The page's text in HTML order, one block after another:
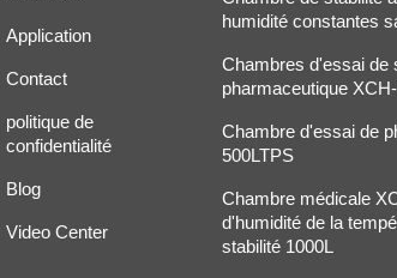
Application
Contact
politique de
confidentialité
Blog
Video Center
humidité constantes
Chambres d'essai de
pharmaceutique
Chambre d'essai de
500LTPS
Chambre médicale
d'humidité de la
stabilité 1000L